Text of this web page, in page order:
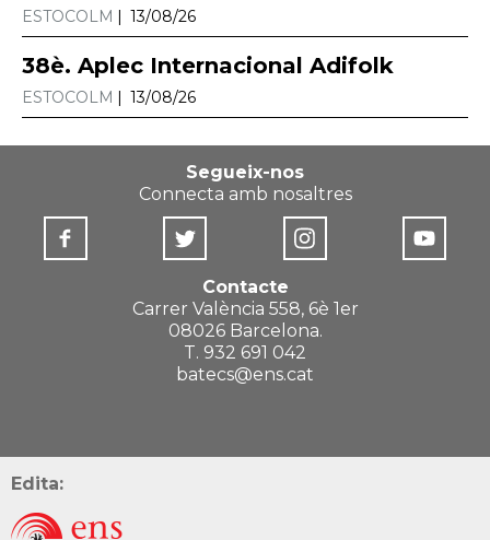
ESTOCOLM 13/08/26
38è. Aplec Internacional Adifolk
ESTOCOLM 13/08/26
Segueix-nos
Connecta amb nosaltres
Contacte
Carrer València 558, 6è 1er
08026 Barcelona.
T. 932 691 042
batecs@ens.cat
Edita: